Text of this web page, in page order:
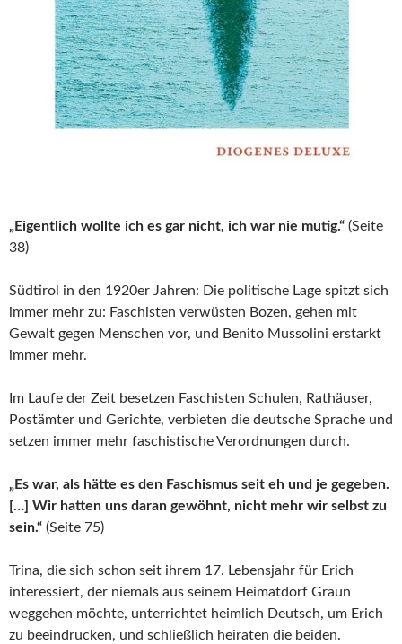
„Eigentlich wollte ich es gar nicht, ich war nie mutig.“ (Seite
38)
Südtirol in den 1920er Jahren: Die politische Lage spitzt sich
immer mehr zu: Faschisten verwüsten Bozen, gehen mit
Gewalt gegen Menschen vor, und Benito Mussolini erstarkt
immer mehr.
Im Laufe der Zeit besetzen Faschisten Schulen, Rathäuser,
Postämter und Gerichte, verbieten die deutsche Sprache und
setzen immer mehr faschistische Verordnungen durch.
„Es war, als hätte es den Faschismus seit eh und je gegeben.
[…] Wir hatten uns daran gewöhnt, nicht mehr wir selbst zu
sein.“ (Seite 75)
Trina, die sich schon seit ihrem 17. Lebensjahr für Erich
interessiert, der niemals aus seinem Heimatdorf Graun
weggehen möchte, unterrichtet heimlich Deutsch, um Erich
zu beeindrucken, und schließlich heiraten die beiden.